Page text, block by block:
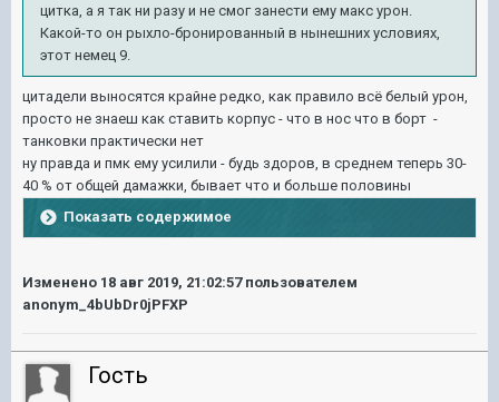
цитка, а я так ни разу и не смог занести ему макс урон.
Какой-то он рыхло-бронированный в нынешних условиях,
этот немец 9.
цитадели выносятся крайне редко, как правило всё белый урон,
просто не знаеш как ставить корпус - что в нос что в борт -
танковки практически нет
ну правда и пмк ему усилили - будь здоров, в среднем теперь 30-
40 % от общей дамажки, бывает что и больше половины
Показать содержимое
Изменено 18 авг 2019, 21:02:57пользователем
anonym_4bUbDr0jPFXP
Гость